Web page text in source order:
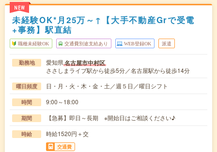
NEW
未経験OK*月25万～↑【大手不動産Grで受電
+事務】駅直結
職種未経験OK 交通費別途支給あり WEB登録OK 派遣
勤務地 愛知県名古屋市中村区
ささしまライブ駅から徒歩5分／名古屋駅から徒歩14分
曜日頻度 日・月・火・木・金・土／週５日／曜日シフト
時間 9:00～18:00
期間 【急募】即日～長期 ※開始日はご相談ください♪
時給 時給1520円＋交
交通費